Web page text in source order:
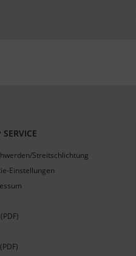
Streitschlichtung
Einstellungen